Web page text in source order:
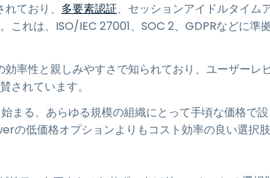
ており、 多要素認証、セッションアイドルタイム
これは、ISO/IEC 27001、SOC 2、GDPRなどに準
率性と親しみやすさで知られており、ユーザーレ
されています。
る、あらゆる規模の組織にとって手頃な価格で設
の低価格オプションよりもコスト効率の良い選択肢